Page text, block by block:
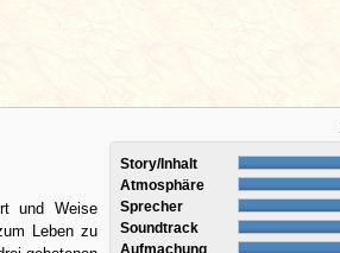
Story/Inhalt
Atmosphäre
Sprecher
Soundtrack
Aufmachung
und Weise
Leben zu